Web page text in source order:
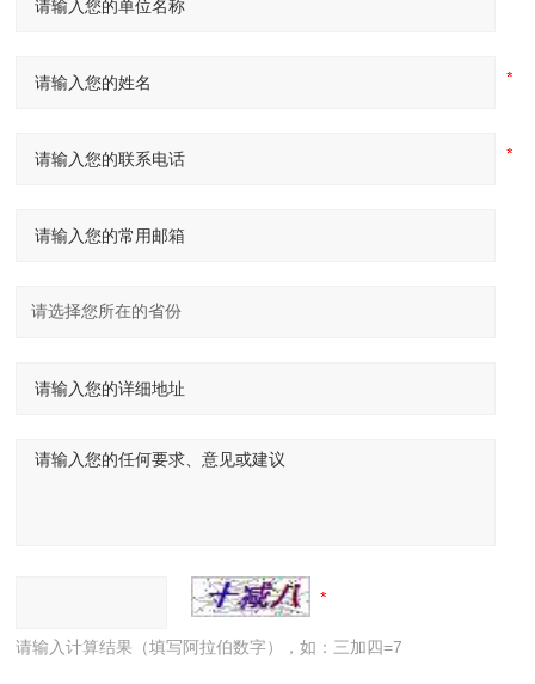
请输入计算结果（填写阿拉伯数字），如：三加四=7